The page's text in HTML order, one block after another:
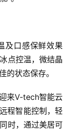
及口感保鲜效果
点控温，微结晶
的状态保存。
来V-tech智能云
程智能控制，轻
时，通过美居可